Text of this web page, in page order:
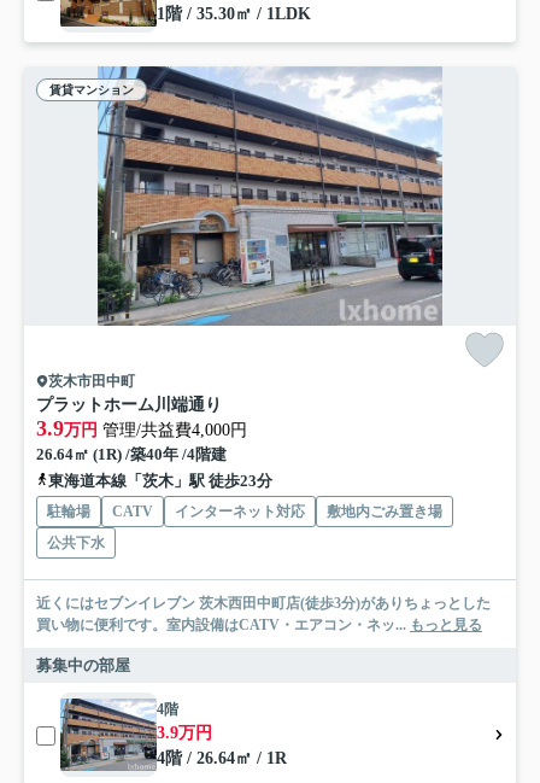
1階 / 35.30㎡ / 1LDK
賃貸マンション
茨木市田中町
プラットホーム川端通り
3.9万円 管理/共益費4,000円
26.64㎡ (1R) /築40年 /4階建
東海道本線「茨木」駅 徒歩23分
駐輪場 CATV インターネット対応
敷地内ごみ置き場
公共下水
近くにはセブンイレブン 茨木西田中町店(徒歩3分)がありちょっとした
買い物に便利です。室内設備はCATV・エアコン・ネッ... もっと見る
募集中の部屋
4階
3.9万円
4階 / 26.64㎡ / 1R